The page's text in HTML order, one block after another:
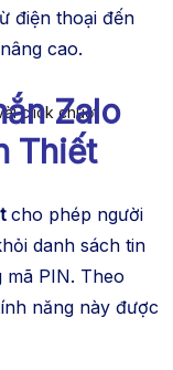
click chuột
điện thoại đến
cao.
Zalo
Thiết
cho phép người
danh sách tin
PIN. Theo
năng này được